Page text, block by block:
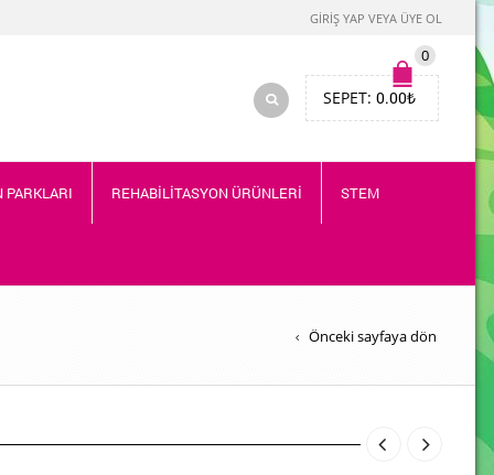
GIRIŞ YAP VEYA ÜYE OL
0
SEPET: 0.00₺
PARKLARI REHABİLİTASYON ÜRÜNLERİ STEM
Önceki sayfaya dön